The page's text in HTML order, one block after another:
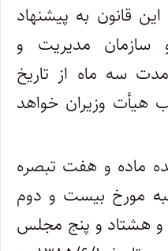
این قانون به پیشنهاد
مدیریت و
سه ماه از تاریخ
هیأت وزیران خواهد
ماده و هفت تبصره
مورخ بیست و دوم
و هشتاد و پنج مجلس